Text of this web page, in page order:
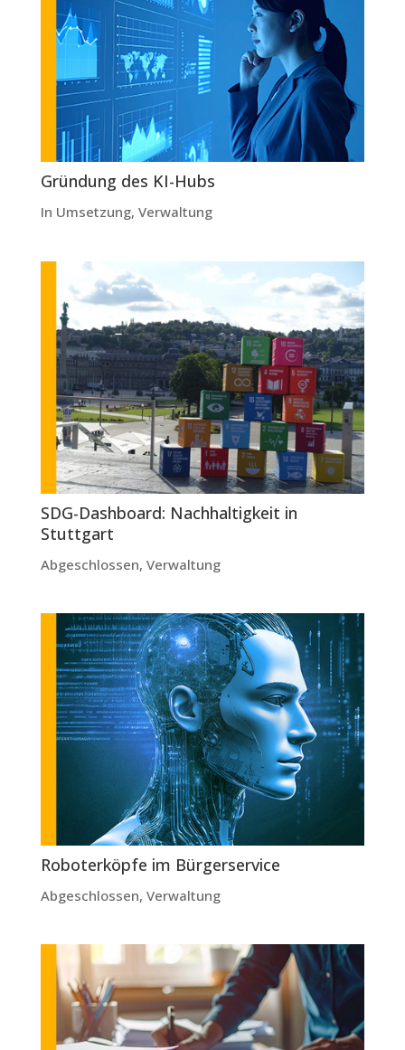
Gründung des KI-Hubs
In Umsetzung, Verwaltung
SDG-Dashboard: Nachhaltigkeit in
Stuttgart
Abgeschlossen, Verwaltung
Roboterköpfe im Bürgerservice
Abgeschlossen, Verwaltung